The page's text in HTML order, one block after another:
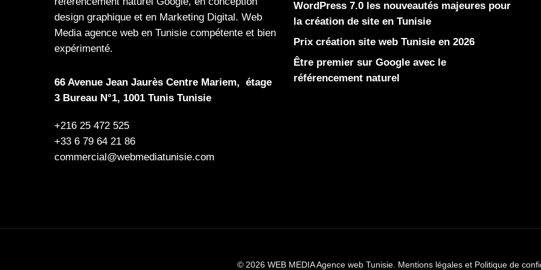
design graphique et en Marketing Digital. Web
Mediaagence web en Tunisie compétente et bien
expérimenté.
66 Avenue Jean Jaurès Centre Mariem, étage
3 Bureau N°1, 1001 Tunis Tunisie
+216 25 472 525
+33 6 79 64 21 86
commercial@webmediatunisie.com
WordPress 7.0 les nouveautés majeures pour
la création de site en Tunisie
Prix création site web Tunisie en 2026
Être premier sur Google avec le
référencement naturel
© 2026 WEB MEDIA Agence web Tunisie. Mentions légales et Politique de